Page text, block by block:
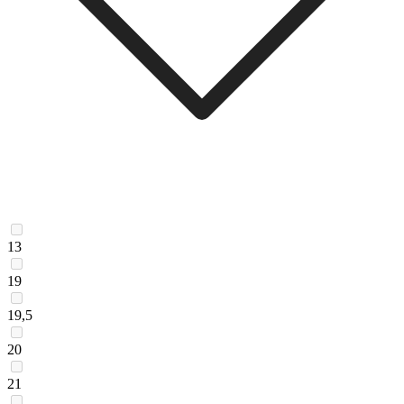
13
19
19,5
20
21